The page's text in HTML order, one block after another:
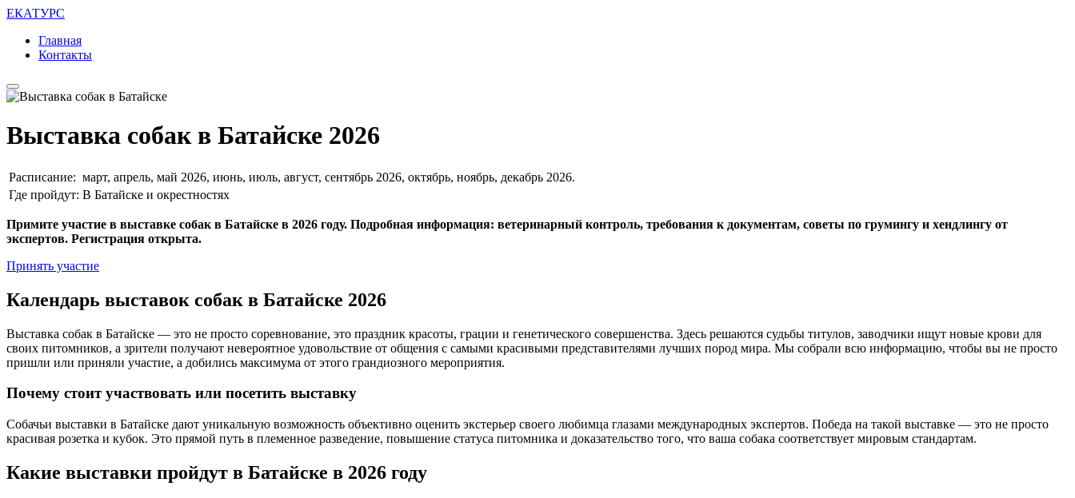
ЕКАТУРС
Главная
Контакты
Выставка собак в Батайске 2026
Расписание: март, апрель, май 2026, июнь, июль, август, сентябрь 2026, октябрь, ноябрь, декабрь 2026.
Где пройдут: В Батайске и окрестностях
Примите участие в выставке собак в Батайске в 2026 году. Подробная информация: ветеринарный контроль, требования к документам, советы по грумингу и хендлингу от
экспертов. Регистрация открыта.
Принять участие
Календарь выставок собак в Батайске 2026
Выставка собак в Батайске — это не просто соревнование, это праздник красоты, грации и генетического совершенства. Здесь решаются судьбы титулов, заводчики ищут новые крови для
своих питомников, а зрители получают невероятное удовольствие от общения с самыми красивыми представителями лучших пород мира. Мы собрали всю информацию, чтобы вы не просто
пришли или приняли участие, а добились максимума от этого грандиозного мероприятия.
Почему стоит участвовать или посетить выставку
Собачьи выставки в Батайске дают уникальную возможность объективно оценить экстерьер своего любимца глазами международных экспертов. Победа на такой выставке — это не просто
красивая розетка и кубок. Это прямой путь в племенное разведение, повышение статуса питомника и доказательство того, что ваша собака соответствует мировым стандартам.
Какие выставки пройдут в Батайске в 2026 году